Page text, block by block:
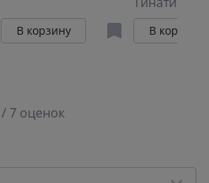
В корзину В корзину
/ 7 оценок